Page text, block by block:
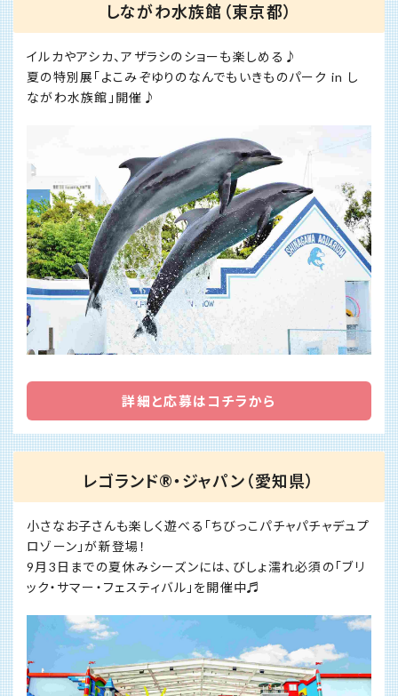
しながわ水族館（東京都）
イルカやアシカ、アザラシのショーも楽しめる♪
夏の特別展「よこみぞゆりのなんでもいきものパーク in し
ながわ水族館」開催♪
詳細と応募はコチラから
レゴランド®・ジャパン（愛知県）
小さなお子さんも楽しく遊べる「ちびっこパチャパチャデュプ
ロゾーン」が新登場！
9月3日までの夏休みシーズンには、びしょ濡れ必須の「ブリ
ック・サマー・フェスティバル」を開催中♬